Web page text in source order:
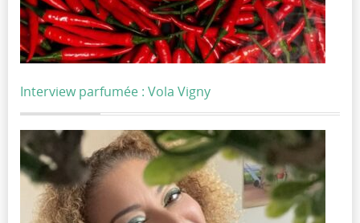
Interview parfumée : Vola Vigny